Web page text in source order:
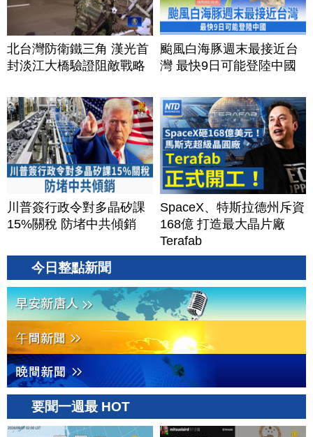
北台灣防衛鐵三角 漢光首
封淡江大橋驗證阻敵戰略
颱風白海豚週末最接近台
灣 最快9日可能登陸中國
川普簽行政令對多晶矽課
15%關稅 防堵中共傾銷
SpaceX、特斯拉德州斥資
168億 打造最大晶片廠
Terafab
今日整點新聞
要聞一週最 HOT